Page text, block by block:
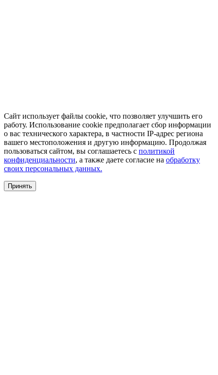
Сайт использует файлы cookie, что позволяет улучшить его
работу. Использование cookie предполагает сбор информации
о вас технического характера, в частности IP-адрес региона
вашего местоположения и другую информацию. Продолжая
пользоваться сайтом, вы соглашаетесь с политикой
конфиденциальности, а также даете согласие на обработку
своих персональных данных.
Принять